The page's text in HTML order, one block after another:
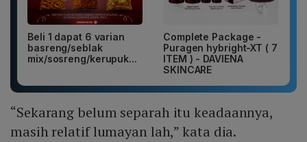
Beli 1 dapat 6 varian
basreng/seblak
mix/sosreng/kerupuk...
Complete Package -
Puragen hybright-XT ( 7
ITEM ) - DAVIENA
SKINCARE
“Sekarang belum separah itu keadaannya,
masih relatif lumayan lah,” kata dia.